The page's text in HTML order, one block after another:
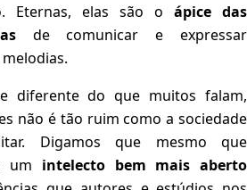
Eternas, elas são o ápice das
de comunicar e expressar
diferente do que muitos falam,
não é tão ruim como a sociedade
Digamos que mesmo que
um intelecto bem mais aberto